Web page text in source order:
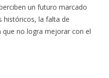
un futuro marcado
históricos, la falta de
que no logra mejorar con el